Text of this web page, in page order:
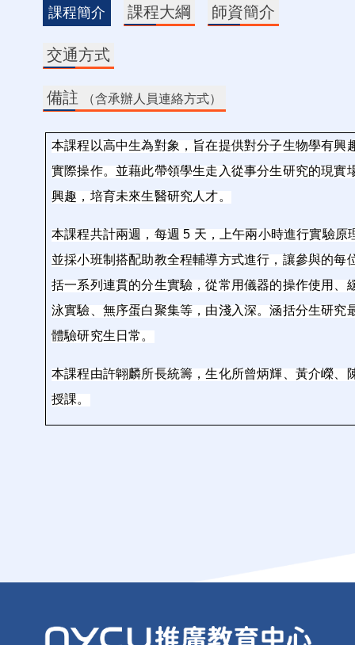
課程簡介 課程大綱
師資簡介
交通方式
備註
（含承辦人員連絡方式）
本課程以高中生為對象，旨在提供對分子生物學有興
實際操作。並藉此帶領學生走入從事分生研究的現實
興趣，培育未來生醫研究人才。
本課程共計兩週，每週 5 天，上午兩小時進行實驗
並採小班制搭配助教全程輔導方式進行，讓參與的
括一系列連貫的分生實驗，從常用儀器的操作使用
泳實驗、無序蛋白聚集等，由淺入深。涵括分生研究
體驗研究生日常。
本課程由許翺麟所長統籌，生化所曾炳輝、黃介嶸、
授課。